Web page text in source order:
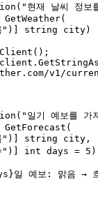
현재 날씨 정보를
GetWeather(
")] string city)
v1/
일기 예보를 가
GetForecast(
")] string city,
")] int days = 5)
예보: 맑음 →